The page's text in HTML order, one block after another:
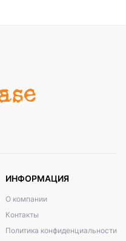
ИНФОРМАЦИЯ
О компании
Контакты
Политика конфиденциальности